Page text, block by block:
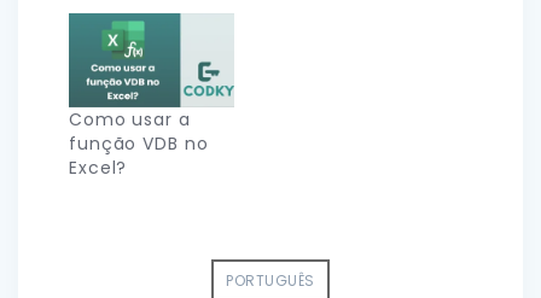
Como usar a
função VDB no
Excel?
PORTUGUÊS